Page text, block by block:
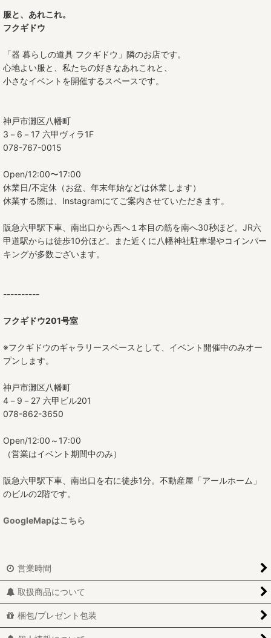
服と、あれこれ。
フクギドウ
「器 暮らしの道具 フクギドウ」隣のお店です。
心地よい服と、私たちの好きなあれこれと、
小さなイベントを開催するスペースです。
神戸市灘区八幡町
3－6－17 六甲ヴィラ1F
078-767-0015
Open/12:00〜17:00
休業日/不定休（お盆、年末年始などは休業します）
休業する際は、Instagramにてご案内させていただきます。
阪急六甲駅下車、南出口から西へ１本目の筋を南へ30秒ほど。JR六
甲道駅からは徒歩10分ほど。また近くに八幡神社駐車場やコインパー
キングが多数ございます。
----------
フクギドウ201号室
※フクギドウのギャラリースペースとして、イベント開催中のみオー
プンします。
神戸市灘区八幡町
4－9－27 六甲ビル201
078-862-3650
Open/12:00～17:00
（営業はイベント期間中のみ）
阪急六甲駅下車、南出口を右に徒歩1分。不動産屋「アールホーム」
のビルの2階です。
GoogleMapはこちら
営業時間
取扱商品について
梱包/プレゼント包装